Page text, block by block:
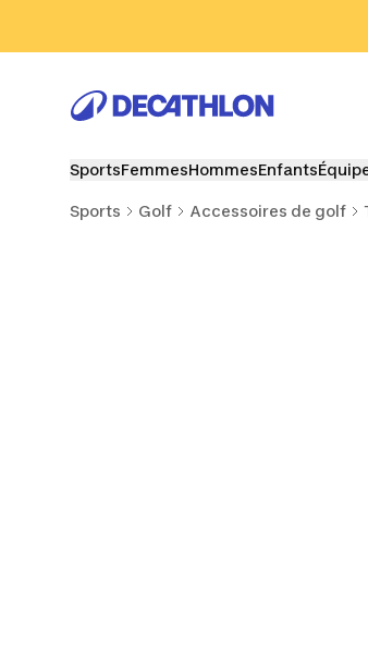
SportsFemmesHommesEnfants
Sports Golf Accessoires de golf